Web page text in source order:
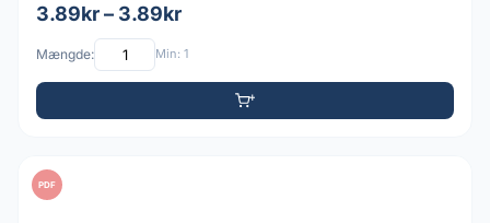
3.89kr – 3.89kr
Mængde: Min: 1
PDF